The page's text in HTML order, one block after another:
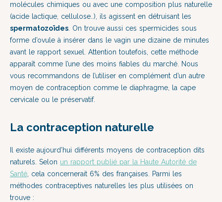
molécules chimiques ou avec une composition plus naturelle
(acide lactique, cellulose..), ils agissent en détruisant les
spermatozoïdes . On trouve aussi ces spermicides sous
forme d’ovule à insérer dans le vagin une dizaine de minutes
avant le rapport sexuel. Attention toutefois, cette méthode
apparaît comme l’une des moins fiables du marché. Nous
vous recommandons de l’utiliser en complément d’un autre
moyen de contraception comme le diaphragme, la cape
cervicale ou le préservatif.
La contraception naturelle
Il existe aujourd’hui différents moyens de contraception dits
naturels. Selon un rapport publié par la Haute Autorité de
Santé , cela concernerait 6% des françaises. Parmi les
méthodes contraceptives naturelles les plus utilisées on
trouve :